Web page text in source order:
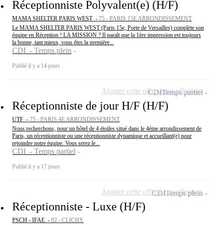
Réceptionniste Polyvalent(e) (H/F)
MAMA SHELTER PARIS WEST - 75 - PARIS 15E ARRONDISSEMENT
Le MAMA SHELTER PARIS WEST (Paris 15e, Porte de Versailles) complète son
équipe en Réception ! LA MISSION ? Il paraît que la 1ère impression est toujours
la bonne, tant mieux, vous êtes la première...
CDI - Temps plein
Publié il y a 14 jours
Réceptionniste de jour H/F (H/F)
UTF - 75 - PARIS 4E ARRONDISSEMENT
Nous recherchons, pour un hôtel de 4 étoiles situé dans le 4ème arrondissement de
Paris, un réceptionniste ou une réceptionniste dynamique et accueillant(e) pour
rejoindre notre équipe. Vous serez le...
CDI - Temps partiel
Publié il y a 17 jours
CDITemps partiel
Ajouter cette offre à ma sélection
Réceptionniste - Luxe (H/F)
PSCH - IFAE - 92 - CLICHY
CDITemps plein
Ajouter cette offre à ma sélection